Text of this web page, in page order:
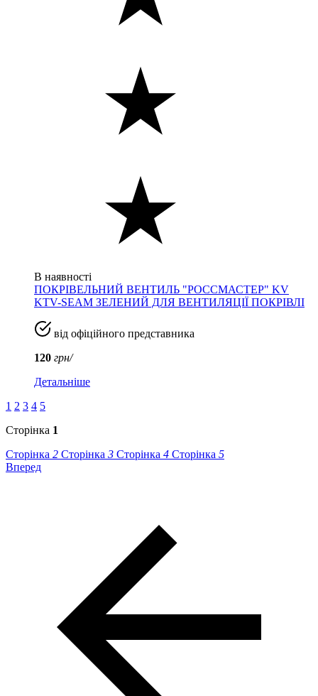
В наявності
ПОКРІВЕЛЬНИЙ ВЕНТИЛЬ "РОССМАСТЕР" KV
KTV-SEAM ЗЕЛЕНИЙ ДЛЯ ВЕНТИЛЯЦІЇ ПОКРІВЛІ
від офіційного представника
120 грн/
Детальніше
1 2 3 4 5
Сторінка 1
Сторінка 2 Сторінка 3 Сторінка 4 Сторінка 5
Вперед